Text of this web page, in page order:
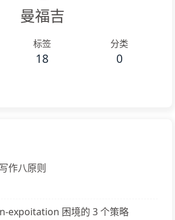
曼福吉
标签
18
分类
0
作八原则
expoitation 困境的 3 个策略